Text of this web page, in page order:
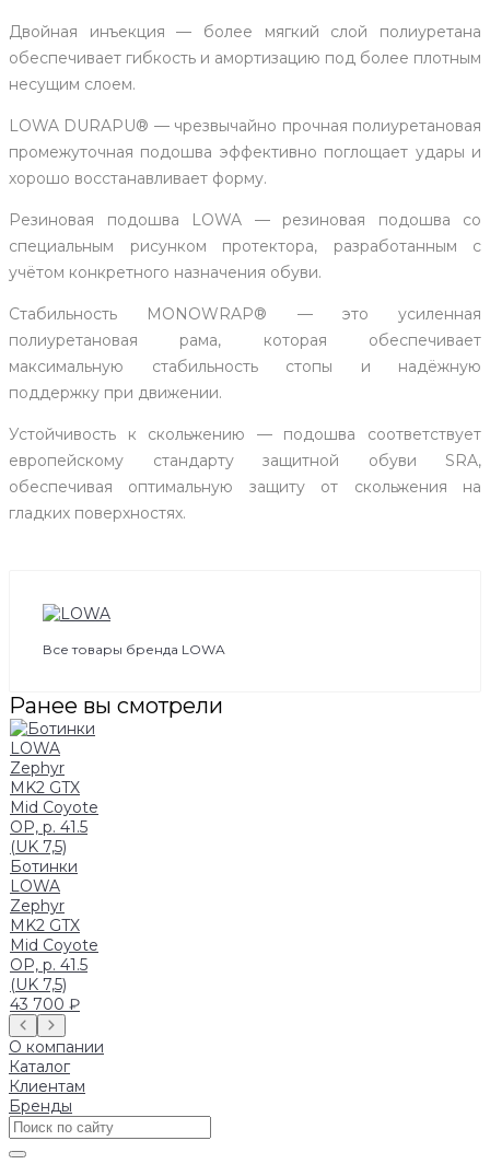
Двойная инъекция — более мягкий слой полиуретана
обеспечивает гибкость и амортизацию под более плотным
несущим слоем.
LOWA DURAPU® — чрезвычайно прочная полиуретановая
промежуточная подошва эффективно поглощает удары и
хорошо восстанавливает форму.
Резиновая подошва LOWA — резиновая подошва со
специальным рисунком протектора, разработанным с
учётом конкретного назначения обуви.
Стабильность MONOWRAP® — это усиленная
полиуретановая рама, которая обеспечивает
максимальную стабильность стопы и надёжную
поддержку при движении.
Устойчивость к скольжению — подошва соответствует
европейскому стандарту защитной обуви SRA,
обеспечивая оптимальную защиту от скольжения на
гладких поверхностях.
Все товары бренда LOWA
Ранее вы смотрели
Ботинки
LOWA
Zephyr
MK2 GTX
Mid Coyote
OP, р. 41.5
(UK 7,5)
43 700 ₽
О компании
Каталог
Клиентам
Бренды